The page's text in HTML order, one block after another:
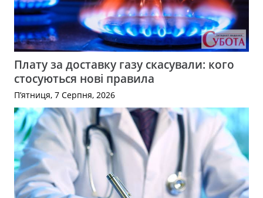
Плату за доставку газу скасували: кого
стосуються нові правила
П’ятниця, 7 Серпня, 2026